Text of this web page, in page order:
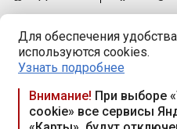
Для обеспечения
используются cookies.
Узнать подробнее
Внимание! При выборе
cookie» все сервисы
Книга замечаний и
Правила и документы
Praca.by © 2000—2026, ООО
Республика Беларусь, 220114,
117а, пом. № 9.